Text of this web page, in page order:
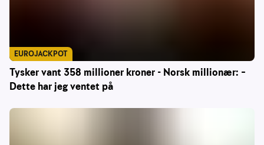
Tysker vant 358 millioner kroner - Norsk millionær: –
Dette har jeg ventet på
EUROJACKPOT